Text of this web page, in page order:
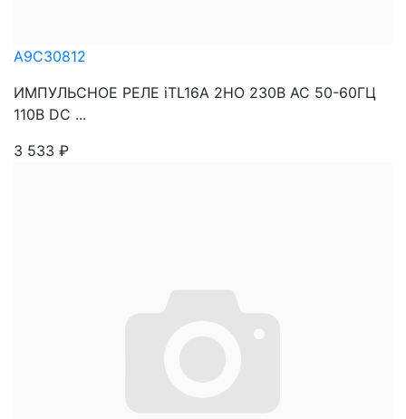
A9C30812
ИМПУЛЬСНОЕ РЕЛЕ iTL16A 2НО 230В АС 50-60ГЦ
110В DC ...
3 533 ₽